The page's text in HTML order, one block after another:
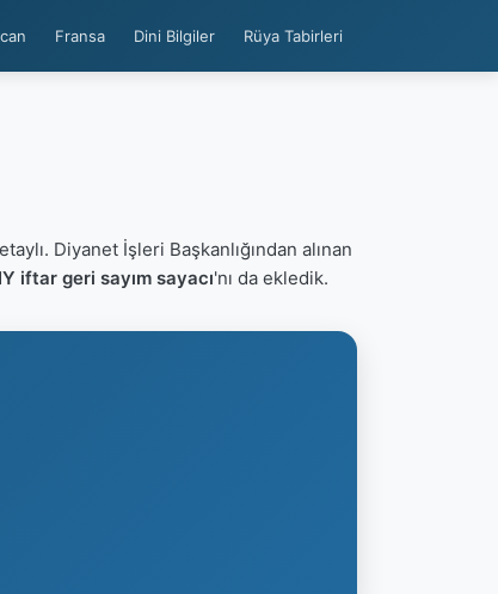
Fransa Dini Bilgiler Rüya Tabirleri
Diyanet İşleri Başkanlığından alınan
iftar geri sayım sayacı'nı da ekledik.